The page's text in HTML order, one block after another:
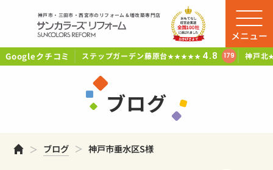
神戸市・三田市・西宮市のリフォーム＆増改築専門店
Googleクチコミ ステップガーデン藤原台★★★★★ 4.8 179 神戸北
メニュー
ブログ
ホームブログ 神戸市垂水区S様